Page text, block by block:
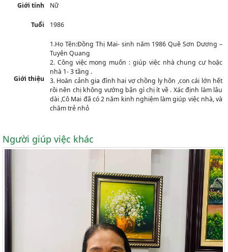
Giới tính Nữ
Tuổi 1986
Giới thiệu
1.Họ Tên:Đồng Thị Mai- sinh năm 1986 Quê Sơn Dương –
Tuyên Quang
2. Công việc mong muốn : giúp việc nhà chung cư hoặc
nhà 1- 3 tầng .
3. Hoàn cảnh gia đình hai vợ chồng ly hôn ,con cái lớn hết
rồi nên chị không vướng bận gì chị ít về . Xác định làm lâu
dài ,Cô Mai đã có 2 năm kinh nghiệm làm giúp việc nhà, và
chăm trẻ nhỏ
Người giúp việc khác